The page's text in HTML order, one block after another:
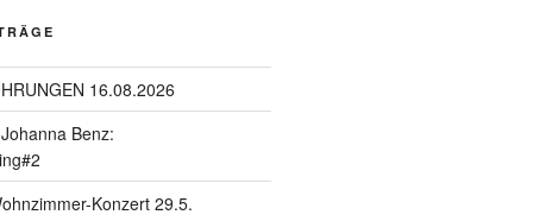
16.08.2026
Benz:
Konzert 29.5.